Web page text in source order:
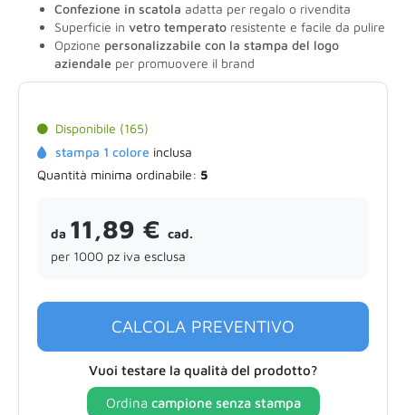
Confezione in scatola adatta per regalo o rivendita
Superficie in vetro temperato resistente e facile da pulire
Opzione personalizzabile con la stampa del logo
aziendale per promuovere il brand
Disponibile (165)
stampa 1 colore inclusa
Quantità minima ordinabile: 5
da 11,89 € cad.
per 1000 pz iva esclusa
CALCOLA PREVENTIVO
Vuoi testare la qualità del prodotto?
Ordina campione senza stampa